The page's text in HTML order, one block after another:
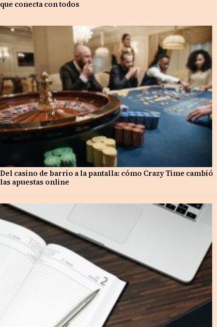
que conecta con todos
Del casino de barrio a la pantalla: cómo Crazy Time cambió
las apuestas online